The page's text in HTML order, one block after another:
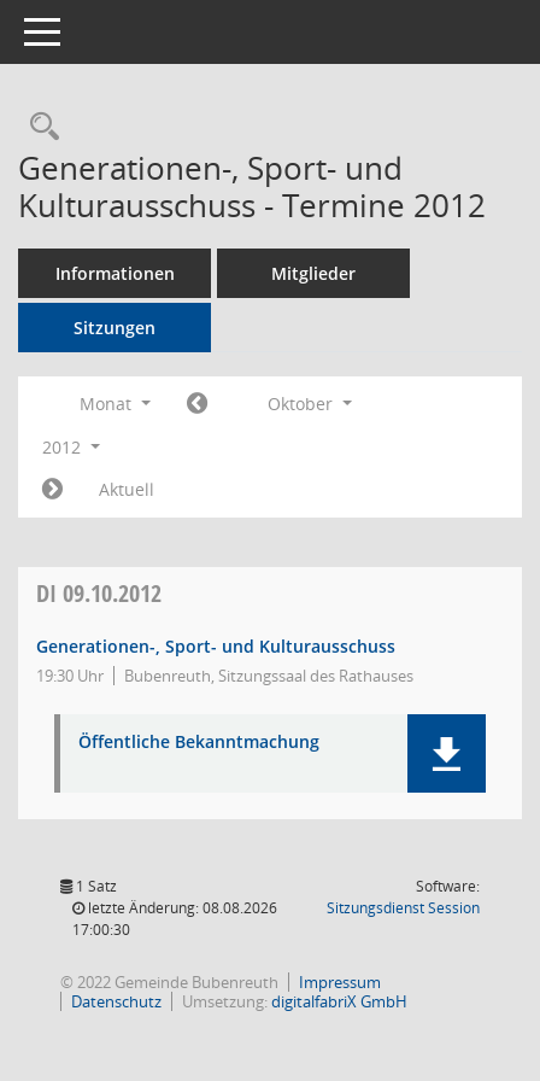
Toggle navigation
Rechercheauswahl
Generationen-, Sport- und
Kulturausschuss - Termine 2012
Informationen Mitglieder
Sitzungen
Monat
Oktober
2012
Aktuell
DI 09.10.2012
Generationen-, Sport- und Kulturausschuss
19:30 Uhr Bubenreuth, Sitzungssaal des Rathauses
Öffentliche Bekanntmachung
1 Satz
letzte Änderung: 08.08.2026
17:00:30
Software:
SitzungsdienstSession(Wird in
© 2022 Gemeinde Bubenreuth
Impressum
Datenschutz
Umsetzung:digitalfabriX GmbH